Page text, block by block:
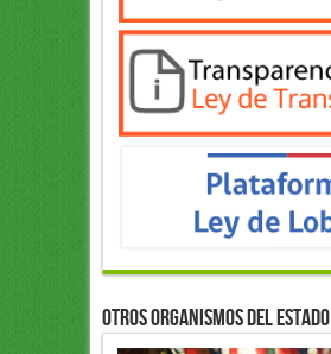
OTROS ORGANISMOS DEL ESTADO